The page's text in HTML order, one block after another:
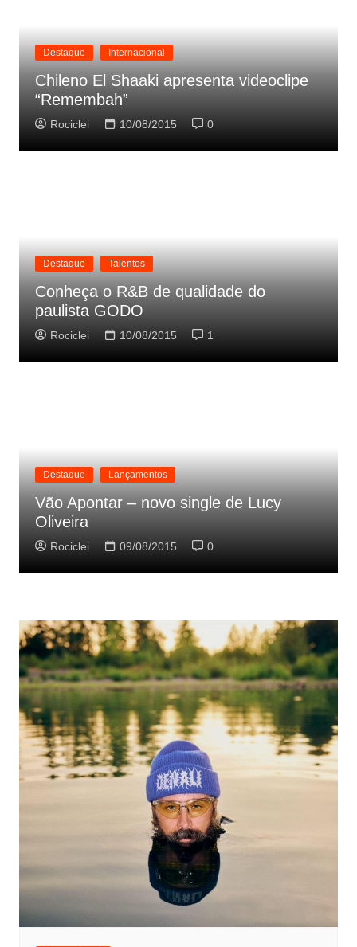
Destaque Internacional
Chileno El Shaaki apresenta videoclipe
“Remembah”
Rociclei 10/08/2015 0
Destaque Talentos
Conheça o R&B de qualidade do
paulista GODO
Rociclei 10/08/2015 1
Destaque Lançamentos
Vão Apontar – novo single de Lucy
Oliveira
Rociclei 09/08/2015 0